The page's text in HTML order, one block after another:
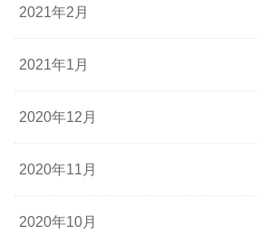
2021年2月
2021年1月
2020年12月
2020年11月
2020年10月